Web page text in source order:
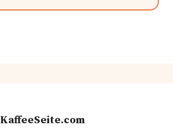
KaffeeSeite.com